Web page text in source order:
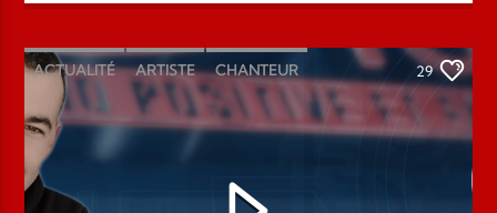
ACTUALITÉ ARTISTE CHANTEUR
ÉMISSION INTERVIEW KENZO DAVID
PAROLE DE FOI
PODCAST
29